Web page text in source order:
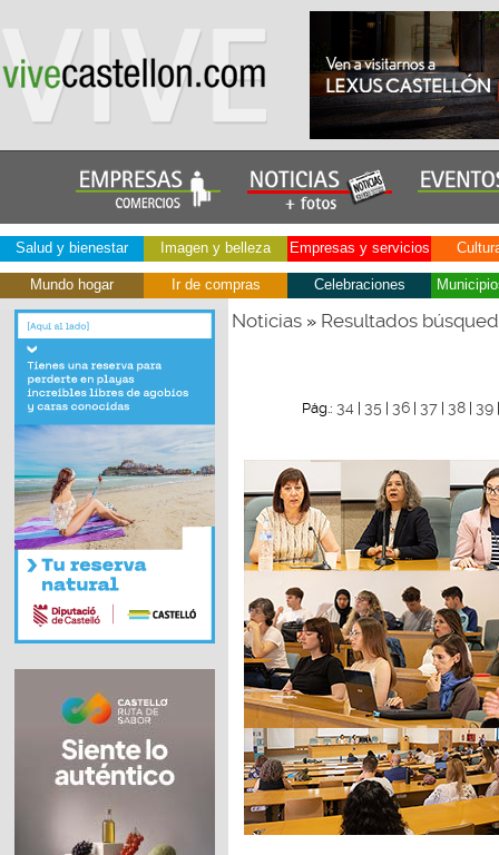
Salud y bienestar Imagen y belleza Empresas y servicios
Mundo hogar Ir de compras Celebraciones
Noticias» Resultados
Pág.: 34| 35| 36| 37| 38| 39